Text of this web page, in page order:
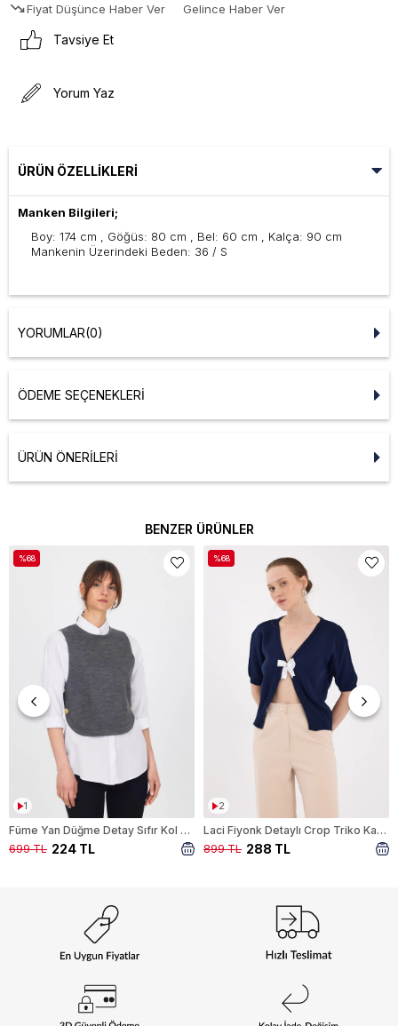
Fiyat Düşünce Haber Ver
Gelince Haber Ver
Tavsiye Et
Yorum Yaz
ÜRÜN ÖZELLIKLERI
Manken Bilgileri;
Boy: 174 cm , Göğüs: 80 cm , Bel: 60 cm , Kalça: 90 cm
Mankenin Üzerindeki Beden: 36 / S
YORUMLAR(0)
ÖDEME SEÇENEKLERI
ÜRÜN ÖNERILERI
BENZER ÜRÜNLER
1
Füme Yan Düğme Detay Sıfır Kol Süveter 2111
224 TL
699 TL
%68
2
Laci Fiyonk Detaylı Crop Triko Kadın Bluz 2415
288 TL
899 TL
%68